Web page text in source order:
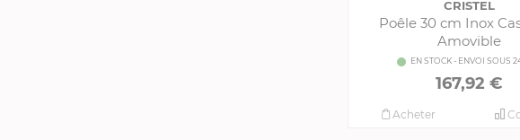
CRISTEL
Poêle 30 cm Inox
Amovible
EN STOCK - ENVOI SOUS
167,92 €
Acheter